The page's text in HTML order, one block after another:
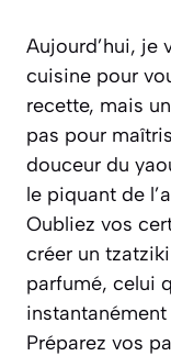
Aujourd’hui, je
cuisine pour
recette, mais
pas pour
douceur du
le piquant de
Oubliez vos
créer un tzatziki
parfumé, celui
Préparez vos